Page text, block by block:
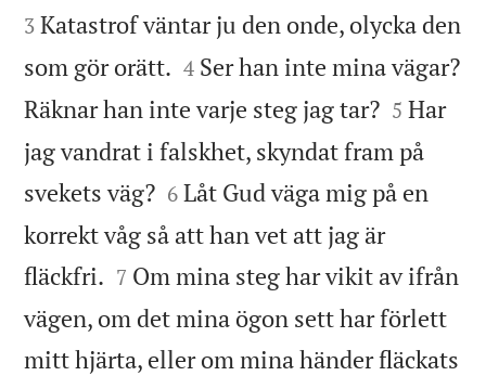
3 Katastrof väntar ju den onde, olycka den
som gör orätt. 

4 Ser han inte mina vägar?
Räknar han inte varje steg jag tar?
5 Har
jag vandrat i falskhet, skyndat fram på
svekets väg?
6 Låt Gud väga mig på en
korrekt våg så att han vet att jag är
fläckfri. 

7 Om mina steg har vikit av ifrån
vägen, om det mina ögon sett har förlett
mitt hjärta, eller om mina händer fläckats